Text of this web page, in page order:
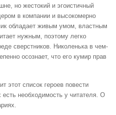
но жестокий и эгоистичный
в компании и высокомерно
обладает живым умом, властным
нужным, поэтому легко
сверстников. Николенька в чем-
осознает, что его кумир прав
этот список героев повести
необходимость у читателя. О